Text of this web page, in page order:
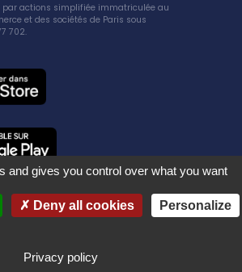
par actions simplifiée immatriculée au
et des sociétés de Paris sous
702.
Tous droits réservés - Finense - 2026
and gives you control over what you want
Deny all cookies Personalize
Privacy policy